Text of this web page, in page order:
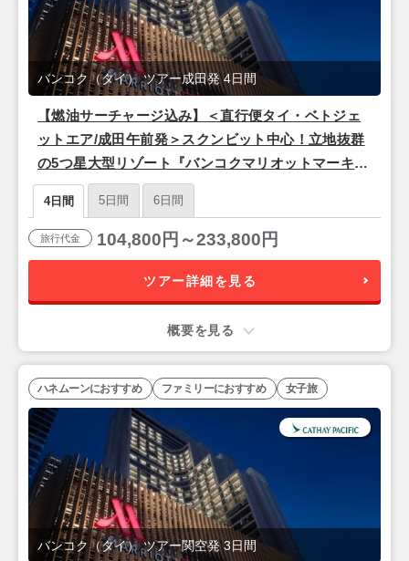
【燃油サーチャージ込み】＜直行便タイ・ベトジェ
ットエア/成田午前発＞スクンビット中心！立地抜群
の5つ星大型リゾート『バンコクマリオットマーキス
クイーンズパーク』バンコク2泊4日
バンコク（タイ） ツアー成田発 4日間
4日間 5日間 6日間
旅行代金 104,800円～233,800円
ツアー詳細を見る
概要を見る
バンコク（タイ） ツアー関空発 3日間
ハネムーンにおすすめ ファミリーにおすすめ 女子旅